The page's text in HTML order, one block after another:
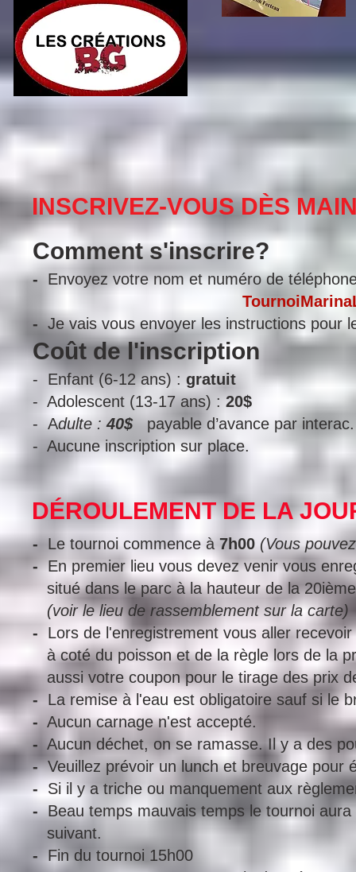
INSCRIVEZ-VOUS DÈS
Comment s'inscrire?
-Envoyez votre nom et numéro de
- Je vais vous envoyer les instructions pour
Coût de l'inscription
​- Enfant (6-12 ans) : gratuit
- Adolescent (13-17 ans) : 20$
- Adulte :40$payable d’avance par
- Aucune inscription sur place.
DÉROULEMENT DE LA
- Le tournoi commence à 7h00 (Vous
-En premier lieu vous devez venir vous
situé dans le parc à la hauteur de la
(voir le lieu de rassemblement sur la carte)
- Lors de l'enregistrement vous aller
à coté du poisson et de la règle lors de la
aussi votre coupon pour le tirage des prix
-La remise à l'eau est obligatoire sauf si le
- Aucun carnage n'est accepté.
- Aucun déchet, on se ramasse. Il y a des
-Veuillez prévoir un lunch et breuvage pour
- Si il y a triche ou manquement aux
-Beau temps mauvais temps le tournoi
suivant.
- Fin du tournoi 15h00